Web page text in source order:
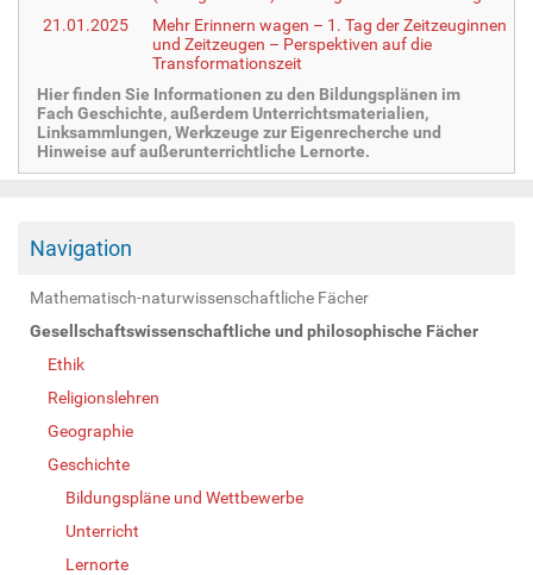
21.01.2025
Mehr Erinnern wagen – 1. Tag der Zeitzeuginnen
und Zeitzeugen – Perspektiven auf die
Transformationszeit
Hier finden Sie Informationen zu den Bildungsplänen im
Fach Geschichte, außerdem Unterrichtsmaterialien,
Linksammlungen, Werkzeuge zur Eigenrecherche und
Hinweise auf außerunterrichtliche Lernorte.
Navigation
Mathematisch-naturwissenschaftliche Fächer
Gesellschaftswissenschaftliche und philosophische Fächer
Ethik
Religionslehren
Geographie
Geschichte
Bildungspläne und Wettbewerbe
Unterricht
Lernorte